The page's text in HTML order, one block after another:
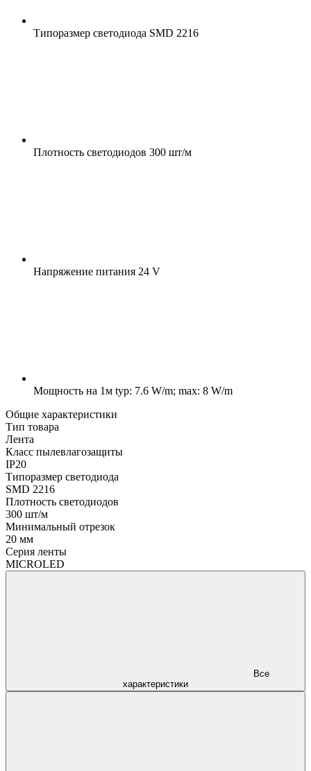
Типоразмер светодиода SMD 2216
Плотность светодиодов 300 шт/м
Напряжение питания 24 V
Мощность на 1м typ: 7.6 W/m; max: 8 W/m
Общие характеристики
Тип товара
Лента
Класс пылевлагозащиты
IP20
Типоразмер светодиода
SMD 2216
Плотность светодиодов
300 шт/м
Минимальный отрезок
20 мм
Серия ленты
MICROLED
характеристики